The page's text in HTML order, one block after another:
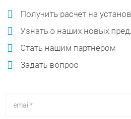
Получить расчет на
Узнать о наших новых
Стать нашим партнером
Задать вопрос